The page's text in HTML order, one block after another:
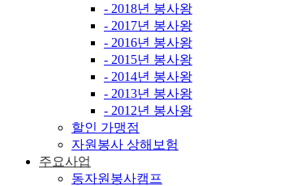
- 2018년 봉사왕
- 2017년 봉사왕
- 2016년 봉사왕
- 2015년 봉사왕
- 2014년 봉사왕
- 2013년 봉사왕
- 2012년 봉사왕
할인 가맹점
자원봉사 상해보험
주요사업
동자원봉사캠프